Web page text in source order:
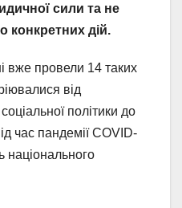
сили та не
конкретних дій.
вже провели 14 таких
від
політики до
час пандемії COVID-
національного